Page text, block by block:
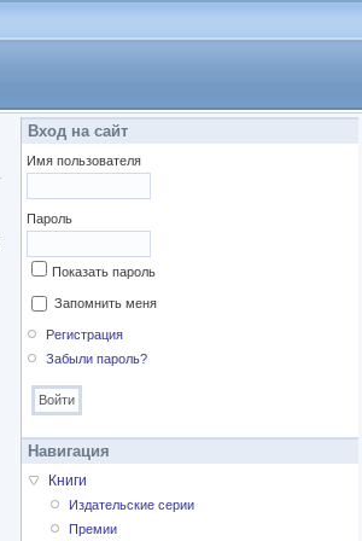
Вход на сайт
Имя пользователя
Пароль
Показать пароль
Запомнить меня
Регистрация
Забыли пароль?
Навигация
Книги
Издательские серии
Премии